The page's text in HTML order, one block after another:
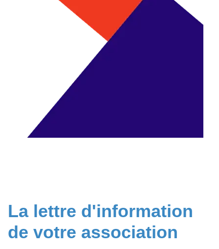
La lettre d'information
de votre association